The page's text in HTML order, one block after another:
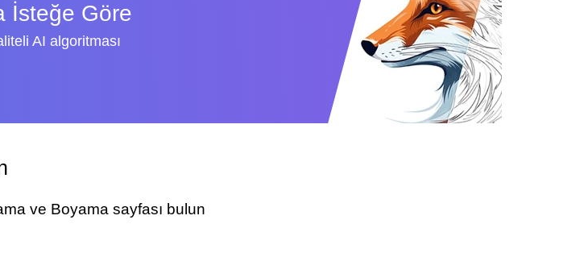
İsteğe Göre
AI algoritması
ve Boyama sayfası bulun